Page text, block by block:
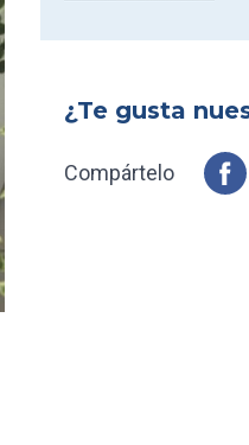
¿Te gusta
Compártelo